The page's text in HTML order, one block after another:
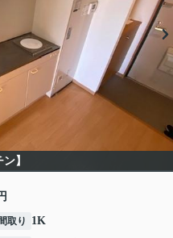
】
間取り 1K